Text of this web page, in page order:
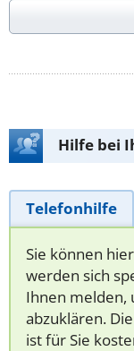
Hilfe bei
Telefonhilfe
Sie können
werden sich
Ihnen melden,
abzuklären.
ist für Sie